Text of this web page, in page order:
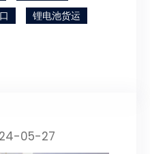
锂电池货运
05-27